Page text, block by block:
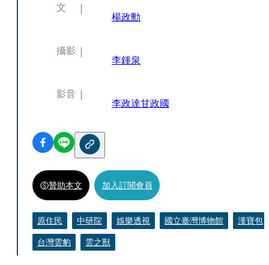
文
楊政勳
攝影
李鍾泉
影音
李政達甘政國
贊助本文 加入訂閱會員
原住民 中研院 娛樂透視 國立臺灣博物館
漢寶包
台灣雲豹
雲之獸